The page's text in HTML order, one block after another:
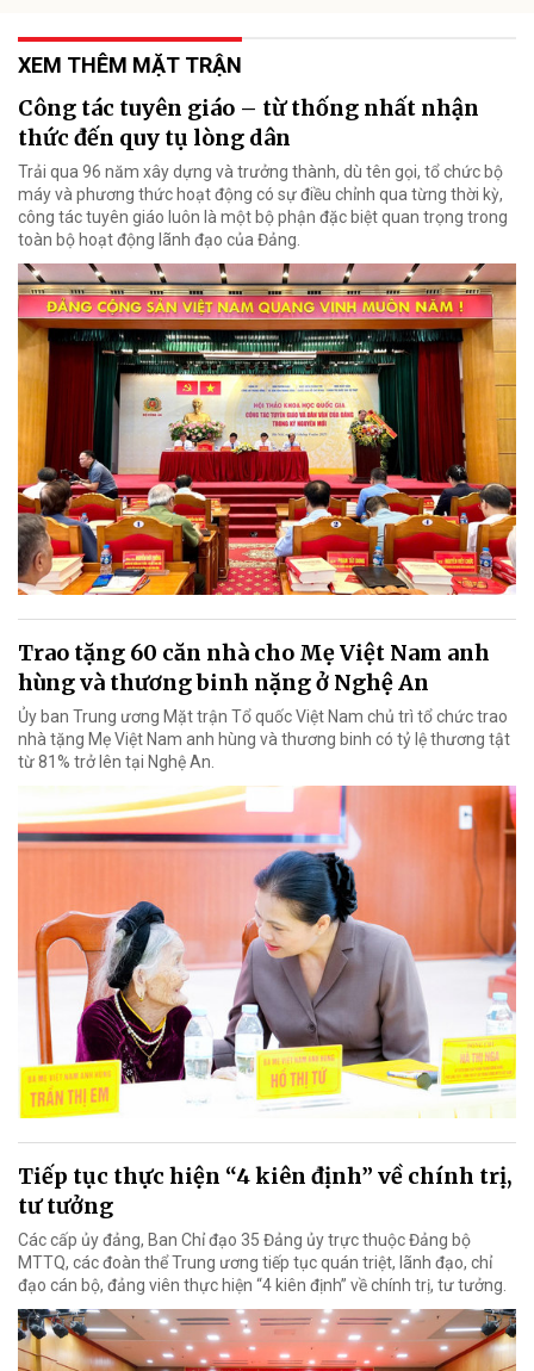
XEM THÊM MẶT TRẬN
Công tác tuyên giáo – từ thống nhất nhận
thức đến quy tụ lòng dân
Trải qua 96 năm xây dựng và trưởng thành, dù tên gọi, tổ chức bộ
máy và phương thức hoạt động có sự điều chỉnh qua từng thời kỳ,
công tác tuyên giáo luôn là một bộ phận đặc biệt quan trọng trong
toàn bộ hoạt động lãnh đạo của Đảng.
Trao tặng 60 căn nhà cho Mẹ Việt Nam anh
hùng và thương binh nặng ở Nghệ An
Ủy ban Trung ương Mặt trận Tổ quốc Việt Nam chủ trì tổ chức trao
nhà tặng Mẹ Việt Nam anh hùng và thương binh có tỷ lệ thương tật
từ 81% trở lên tại Nghệ An.
Tiếp tục thực hiện “4 kiên định” về chính trị,
tư tưởng
Các cấp ủy đảng, Ban Chỉ đạo 35 Đảng ủy trực thuộc Đảng bộ
MTTQ, các đoàn thể Trung ương tiếp tục quán triệt, lãnh đạo, chỉ
đạo cán bộ, đảng viên thực hiện “4 kiên định” về chính trị, tư tưởng.